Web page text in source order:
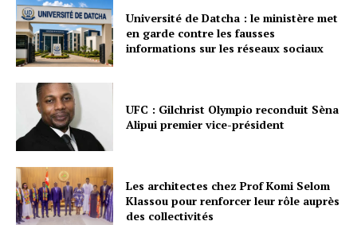
Université de Datcha : le ministère met
en garde contre les fausses
informations sur les réseaux sociaux
UFC : Gilchrist Olympio reconduit Sèna
Alipui premier vice-président
Les architectes chez Prof Komi Selom
Klassou pour renforcer leur rôle auprès
des collectivités